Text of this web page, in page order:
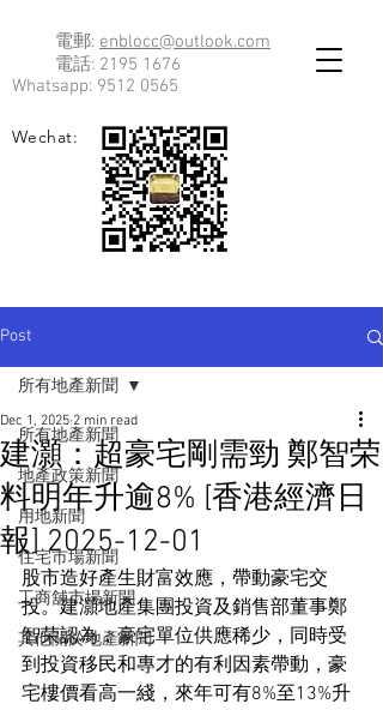
電郵: enblocc@outlook.com
電話: 2195 1676
Whatsapp: 9512 0565
Wechat:
Post
所有地產新聞
地產政策新聞
用地新聞
住宅市場新聞
工商舖市場新聞
其他關於地產新聞
所有地產新聞
建灝：超豪宅剛需勁 鄭智荣
料明年升逾8% [香港經濟日
報] 2025-12-01
Dec 1, 2025 2 min read
股市造好產生財富效應，帶動豪宅交
投。建灝地產集團投資及銷售部董事鄭
智荣認為，豪宅單位供應稀少，同時受
到投資移民和專才的有利因素帶動，豪
宅樓價看高一綫，來年可有8%至13%升